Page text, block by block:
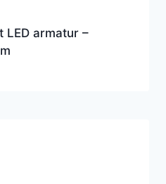
LED armatur –